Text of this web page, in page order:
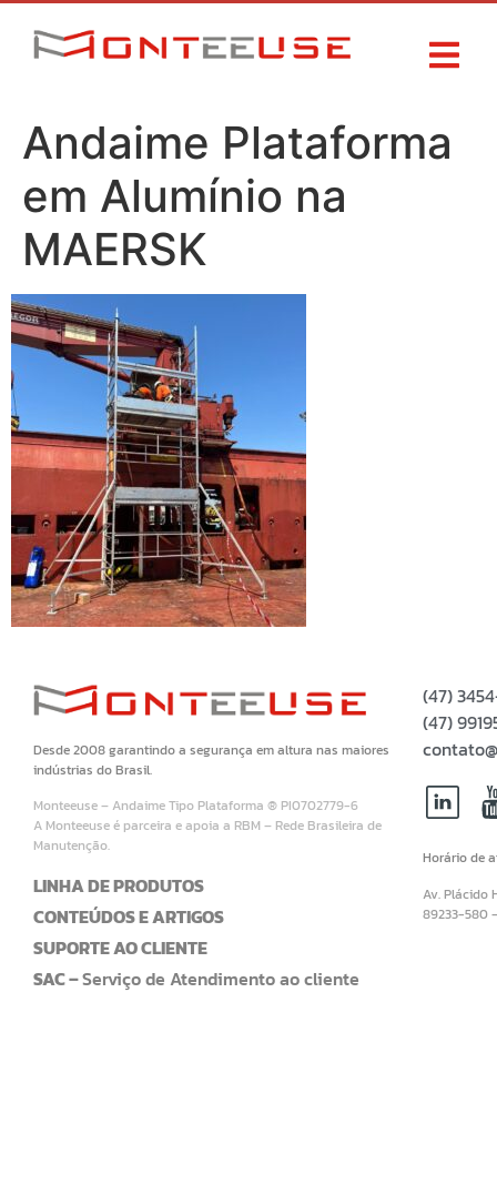
Andaime Plataforma
em Alumínio na
MAERSK
Desde 2008 garantindo a segurança em altura nas maiores
indústrias do Brasil.
Monteeuse – Andaime Tipo Plataforma ® PI0702779-6
A Monteeuse é parceira e apoia a RBM – Rede Brasileira de
Manutenção.
LINHA DE PRODUTOS
CONTEÚDOS E ARTIGOS
SUPORTE AO CLIENTE
SAC –Serviço de Atendimento ao cliente
(47)
(47)
Horário de
Av. Plácido
89233-580